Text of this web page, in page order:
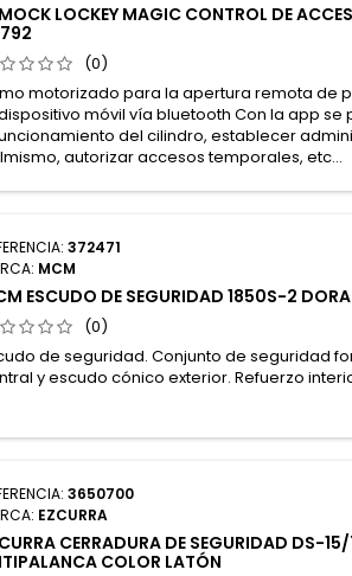
LOCKEY MAGIC CONTROL DE
(0)
motorizado para la apertura remota de
móvil vía bluetooth Con la app se
del cilindro, establecer
autorizar accesos temporales, etc...
372471
MCM
ESCUDO DE SEGURIDAD 1850S-2
(0)
de seguridad. Conjunto de seguridad
y escudo cónico exterior. Refuerzo
3650700
EZCURRA
CERRADURA DE SEGURIDAD DS-
COLOR LATÓN